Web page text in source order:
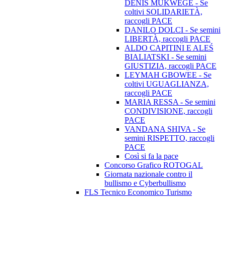
DENIS MUKWEGE - Se
coltivi SOLIDARIETÀ,
raccogli PACE
DANILO DOLCI - Se semini
LIBERTÀ, raccogli PACE
ALDO CAPITINI E ALEŚ
BIALIATSKI - Se semini
GIUSTIZIA, raccogli PACE
LEYMAH GBOWEE - Se
coltivi UGUAGLIANZA,
raccogli PACE
MARIA RESSA - Se semini
CONDIVISIONE, raccogli
PACE
VANDANA SHIVA - Se
semini RISPETTO, raccogli
PACE
Così si fa la pace
Concorso Grafico ROTOGAL
Giornata nazionale contro il
bullismo e Cyberbullismo
FLS Tecnico Economico Turismo